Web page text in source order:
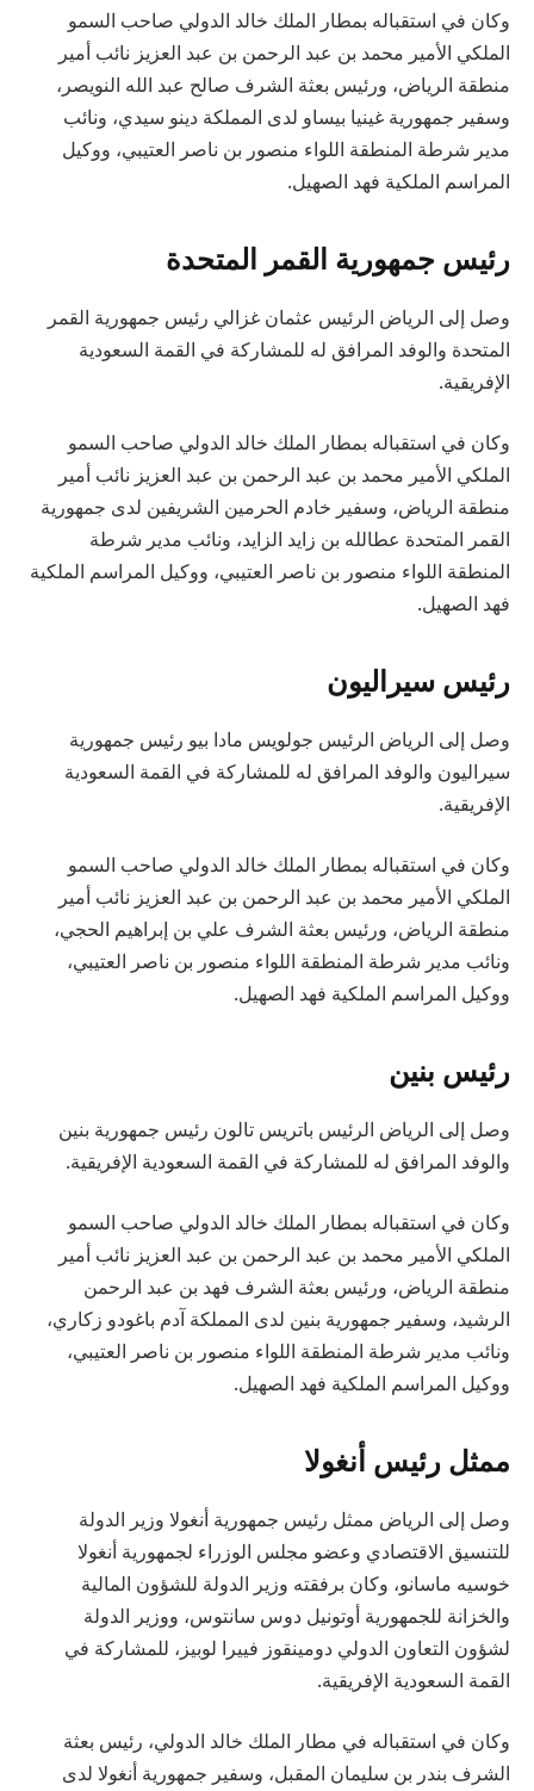
وكان في استقباله بمطار الملك خالد الدولي صاحب السمو
الملكي الأمير محمد بن عبد الرحمن بن عبد العزيز نائب أمير
منطقة الرياض، ورئيس بعثة الشرف صالح عبد الله النويصر،
وسفير جمهورية غينيا بيساو لدى المملكة دينو سيدي، ونائب
مدير شرطة المنطقة اللواء منصور بن ناصر العتيبي، ووكيل
المراسم الملكية فهد الصهيل.
رئيس جمهورية القمر المتحدة
وصل إلى الرياض الرئيس عثمان غزالي رئيس جمهورية القمر
المتحدة والوفد المرافق له للمشاركة في القمة السعودية
الإفريقية.
وكان في استقباله بمطار الملك خالد الدولي صاحب السمو
الملكي الأمير محمد بن عبد الرحمن بن عبد العزيز نائب أمير
منطقة الرياض، وسفير خادم الحرمين الشريفين لدى جمهورية
القمر المتحدة عطالله بن زايد الزايد، ونائب مدير شرطة
المنطقة اللواء منصور بن ناصر العتيبي، ووكيل المراسم الملكية
فهد الصهيل.
رئيس سيراليون
وصل إلى الرياض الرئيس جولويس مادا بيو رئيس جمهورية
سيراليون والوفد المرافق له للمشاركة في القمة السعودية
الإفريقية.
وكان في استقباله بمطار الملك خالد الدولي صاحب السمو
الملكي الأمير محمد بن عبد الرحمن بن عبد العزيز نائب أمير
منطقة الرياض، ورئيس بعثة الشرف علي بن إبراهيم الحجي،
ونائب مدير شرطة المنطقة اللواء منصور بن ناصر العتيبي،
ووكيل المراسم الملكية فهد الصهيل.
رئيس بنين
وصل إلى الرياض الرئيس باتريس تالون رئيس جمهورية بنين
والوفد المرافق له للمشاركة في القمة السعودية الإفريقية.
وكان في استقباله بمطار الملك خالد الدولي صاحب السمو
الملكي الأمير محمد بن عبد الرحمن بن عبد العزيز نائب أمير
منطقة الرياض، ورئيس بعثة الشرف فهد بن عبد الرحمن
الرشيد، وسفير جمهورية بنين لدى المملكة آدم باغودو زكاري،
ونائب مدير شرطة المنطقة اللواء منصور بن ناصر العتيبي،
ووكيل المراسم الملكية فهد الصهيل.
ممثل رئيس أنغولا
وصل إلى الرياض ممثل رئيس جمهورية أنغولا وزير الدولة
للتنسيق الاقتصادي وعضو مجلس الوزراء لجمهورية أنغولا
خوسيه ماسانو، وكان برفقته وزير الدولة للشؤون المالية
والخزانة للجمهورية أوتونيل دوس سانتوس، ووزير الدولة
لشؤون التعاون الدولي دومينقوز فييرا لوبيز، للمشاركة في
القمة السعودية الإفريقية.
وكان في استقباله في مطار الملك خالد الدولي، رئيس بعثة
الشرف بندر بن سليمان المقبل، وسفير جمهورية أنغولا لدى